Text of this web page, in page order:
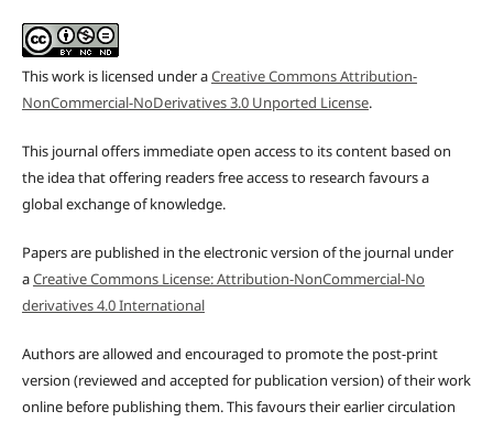
This work is licensed under aCreative Commons Attribution-
NonCommercial-NoDerivatives 3.0 Unported License.
This journal offers immediate open access to its content based on
the idea that offering readers free access to research favours a
global exchange of knowledge.
Papers are published in the electronic version of the journal under
aCreative Commons License: Attribution-NonCommercial-No
derivatives 4.0 International
Authors are allowed and encouraged to promote the post-print
version (reviewed and accepted for publication version) of their work
online before publishing them. This favours their earlier circulation